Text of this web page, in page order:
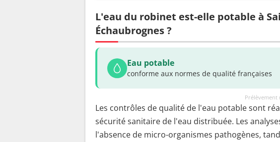
L'eau du robinet est-elle potable à
Échaubrognes ?
Eau potable
conforme aux normes de qualité françaises
Prélèvement
Les contrôles de qualité de l'eau potable sont
sécurité sanitaire de l'eau distribuée. Les
l'absence de micro-organismes pathogènes,